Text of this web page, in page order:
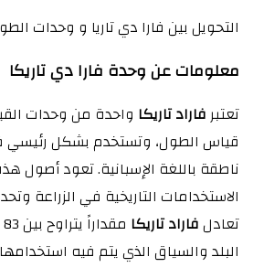
التحويل بين فارا دي تاريا و وحدات
معلومات عن وحدة فارا دي تاريكا
تعتبر فاراد تاريكا واحدة من وحدات
قياس الطول، وتستخدم بشكل
ناطقة باللغة الإسبانية. تعود أصول
الاستخدامات التاريخية في الزراعة
تعادلفاراد تاريكا
البلد والسياق الذي يتم فيه